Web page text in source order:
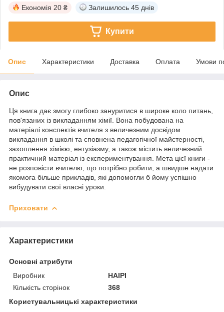
Економія 20 ₴ Залишилось 45 днів
Купити
Опис Характеристики Доставка Оплата Умови
Опис
Ця книга дає змогу глибоко зануритися в широке коло питань,
пов'язаних із викладанням хімії. Вона побудована на
матеріалі конспектів вчителя з величезним досвідом
викладання в школі та сповнена педагогічної майстерності,
захоплення хімією, ентузіазму, а також містить величезний
практичний матеріал із експериментування. Мета цієї книги -
не розповісти вчителю, що потрібно робити, а швидше надати
якомога більше прикладів, які допомогли б йому успішно
вибудувати свої власні уроки.
Приховати
Характеристики
Основні атрибути
Виробник
НАІРІ
Кількість сторінок
368
Користувальницькі характеристики